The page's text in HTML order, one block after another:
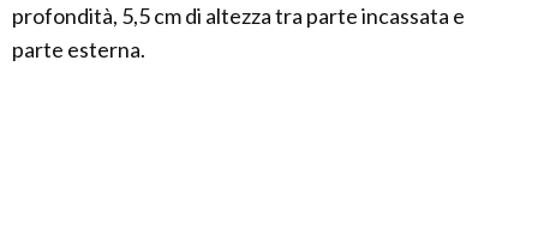
profondità, 5,5 cm di altezza tra parte incassata e
parte esterna.